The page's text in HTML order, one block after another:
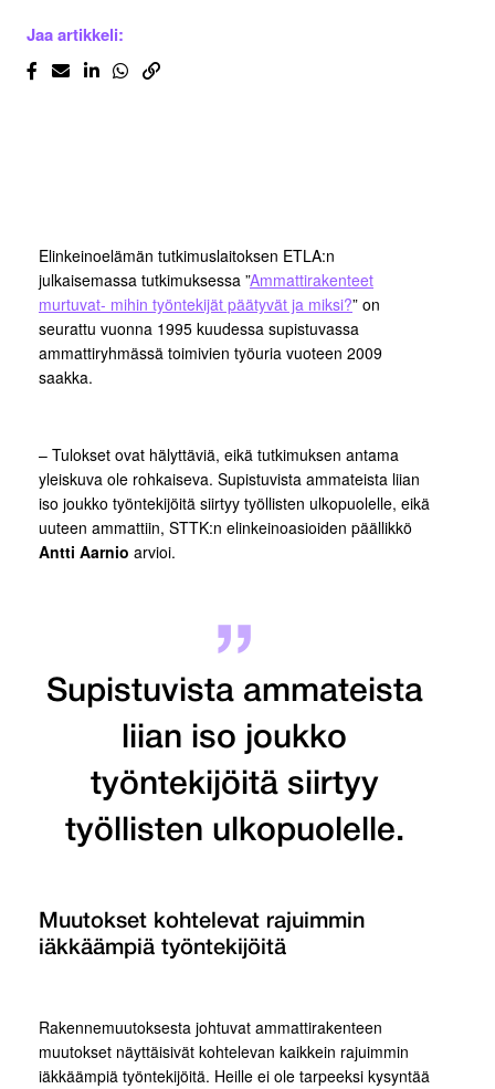
Jaa artikkeli:
Elinkeinoelämän tutkimuslaitoksen ETLA:n
julkaisemassa tutkimuksessa ”Ammattirakenteet
murtuvat- mihin työntekijät päätyvät ja miksi?” on
seurattu vuonna 1995 kuudessa supistuvassa
ammattiryhmässä toimivien työuria vuoteen 2009
saakka.
– Tulokset ovat hälyttäviä, eikä tutkimuksen antama
yleiskuva ole rohkaiseva. Supistuvista ammateista liian
iso joukko työntekijöitä siirtyy työllisten ulkopuolelle, eikä
uuteen ammattiin, STTK:n elinkeinoasioiden päällikkö
Antti Aarnio arvioi.
Supistuvista ammateista
liian iso joukko
työntekijöitä siirtyy
työllisten ulkopuolelle.
Muutokset kohtelevat rajuimmin
iäkkäämpiä työntekijöitä
Rakennemuutoksesta johtuvat ammattirakenteen
muutokset näyttäisivät kohtelevan kaikkein rajuimmin
iäkkäämpiä työntekijöitä. Heille ei ole tarpeeksi kysyntää